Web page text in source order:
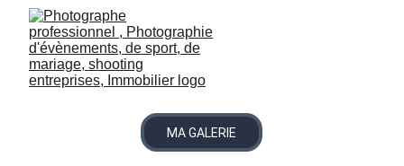
MA GALERIE